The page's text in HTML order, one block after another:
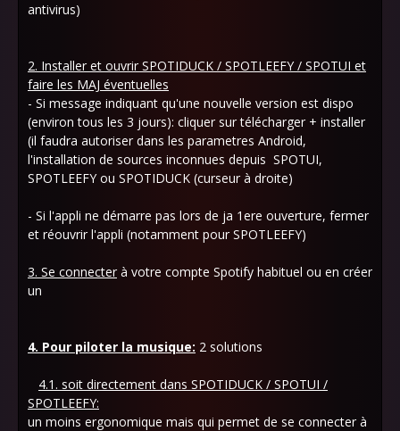
antivirus)
2. Installer et ouvrir SPOTIDUCK / SPOTLEEFY / SPOTUI et
faire les MAJ éventuelles
- Si message indiquant qu'une nouvelle version est dispo
(environ tous les 3 jours): cliquer sur télécharger + installer
(il faudra autoriser dans les parametres Android,
l'installation de sources inconnues depuis SPOTUI,
SPOTLEEFY ou SPOTIDUCK (curseur à droite)
- Si l'appli ne démarre pas lors de ja 1ere ouverture, fermer
et réouvrir l'appli (notamment pour SPOTLEEFY)
3. Se connecter à votre compte Spotify habituel ou en créer
un
4. Pour piloter la musique: 2 solutions
4.1. soit directement dans SPOTIDUCK / SPOTUI /
SPOTLEEFY:
un moins ergonomique mais qui permet de se connecter à